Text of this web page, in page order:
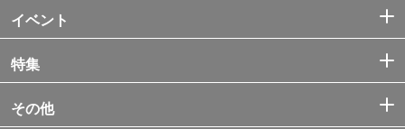
イベント
特集
その他